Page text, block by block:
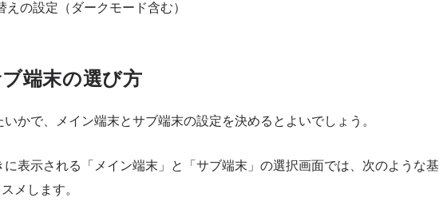
えの設定（ダークモード含む）
端末の選び方
かで、メイン端末とサブ端末の設定を決めるとよいでしょう。
に表示される「メイン端末」と「サブ端末」の選択画面では、次のような基
メします。